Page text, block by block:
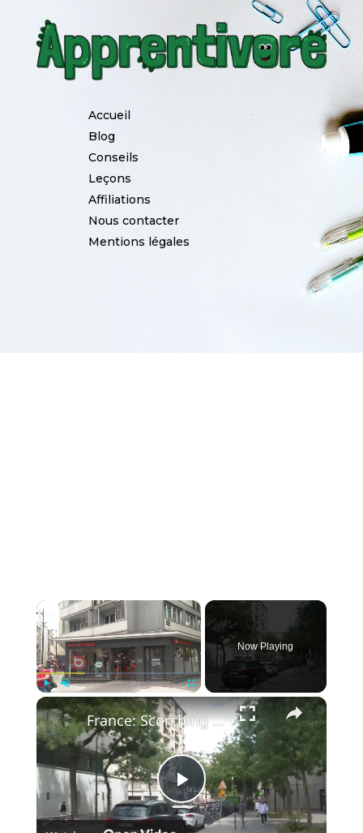
Accueil
Blog
Conseils
Leçons
Affiliations
Nous contacter
Mentions légales
×
Unmute
Now Playing
×
Play
France: Scorching heat revives debate over air conditioning in France.